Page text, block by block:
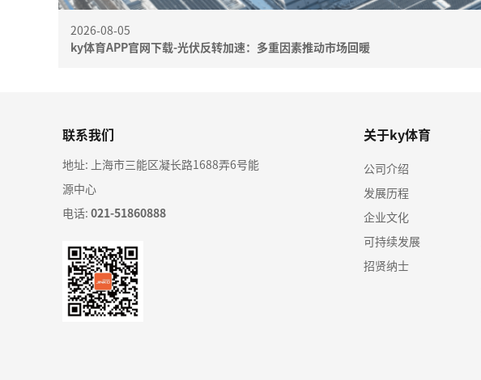
2026-08-05
ky体育APP官网下载-光伏反转加速：多重因素推动市场回暖
联系我们
地址: 上海市三能区凝长路1688弄6号能
源中心
电话:021-51860888
关于ky体育
公司介绍
发展历程
企业文化
可持续发展
招贤纳士